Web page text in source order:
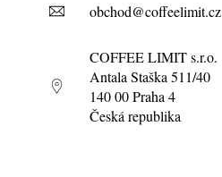
obchod@coffeelimit.cz
COFFEE LIMIT s.r.o.
Antala Staška 511/40
140 00 Praha 4
Česká republika